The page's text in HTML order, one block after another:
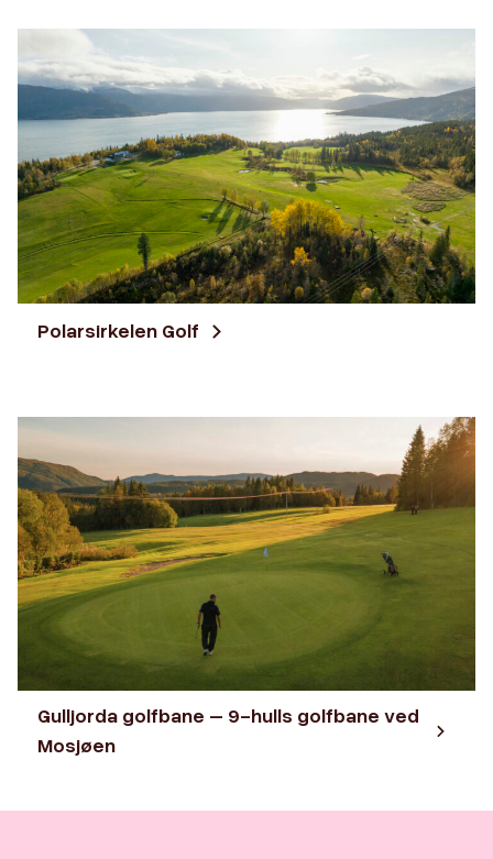
Polarsirkelen Golf
Gulljorda golfbane – 9-hulls golfbane ved
Mosjøen